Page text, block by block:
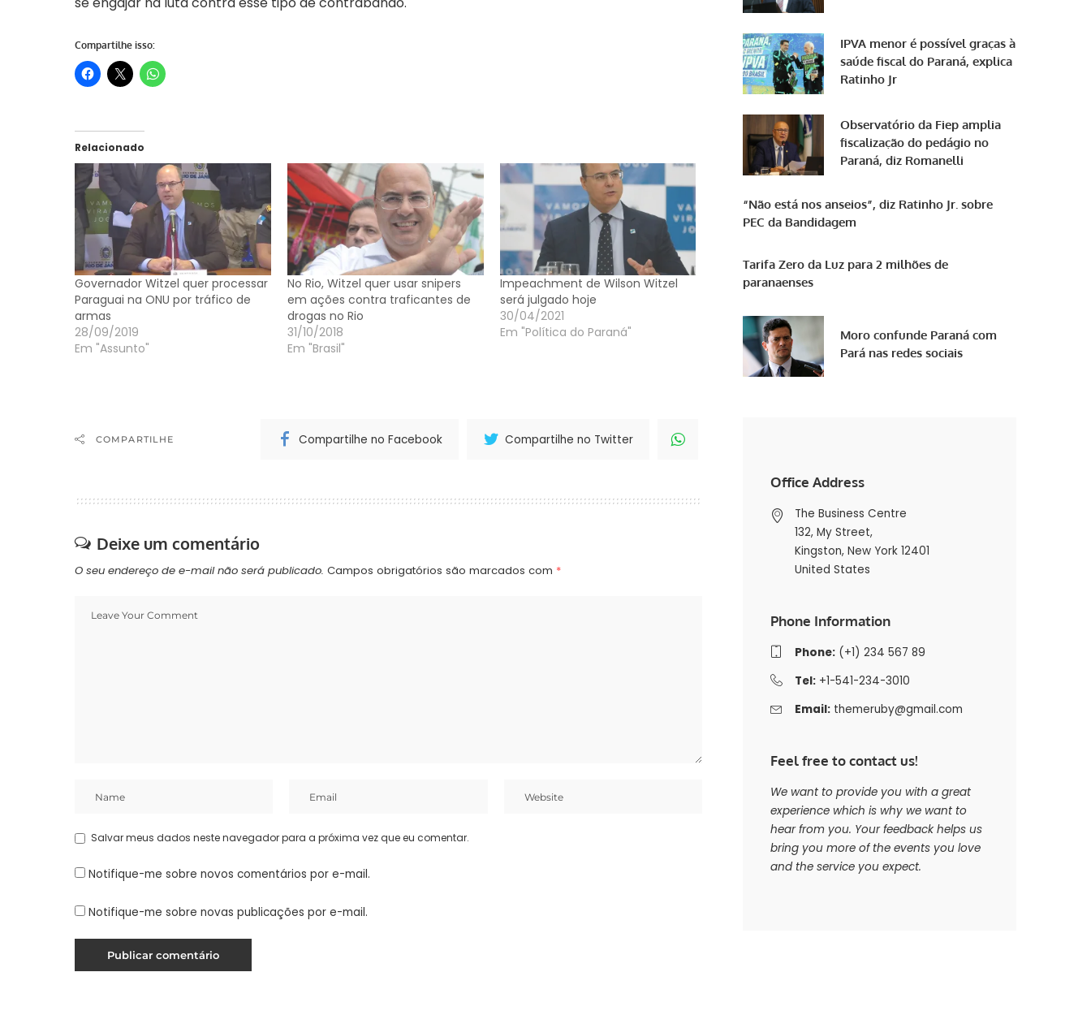
Compartilhe isso:
Relacionado
Governador Witzel quer processar
Paraguai na ONU por tráfico de
armas
28/09/2019
Em "Assunto"
No Rio, Witzel quer usar snipers
em ações contra traficantes de
drogas no Rio
31/10/2018
Em "Brasil"
Impeachment de Wilson Witzel
será julgado hoje
30/04/2021
Em "Política do Paraná"
COMPARTILHE Compartilhe no Facebook Compartilhe no Twitter
Deixe um comentário
O seu endereço de e-mail não será publicado. Campos obrigatórios são marcados com *
Salvar meus dados neste navegador para a próxima vez que eu comentar.
Notifique-me sobre novos comentários por e-mail.
Notifique-me sobre novas publicações por e-mail.
IPVA menor é possível graças à
saúde fiscal do Paraná, explica
Ratinho Jr
Observatório da Fiep amplia
fiscalização do pedágio no
Paraná, diz Romanelli
“Não está nos anseios”, diz Ratinho Jr. sobre
PEC da Bandidagem
Tarifa Zero da Luz para 2 milhões de
paranaenses
Moro confunde Paraná com
Pará nas redes sociais
Office Address
The Business Centre
132, My Street,
Kingston, New York 12401
United States
Phone Information
Phone:(+1) 234 567 89
Tel:+1-541-234-3010
Email: themeruby@gmail.com
Feel free to contact us!
We want to provide you with a great
experience which is why we want to
hear from you. Your feedback helps us
bring you more of the events you love
and the service you expect.